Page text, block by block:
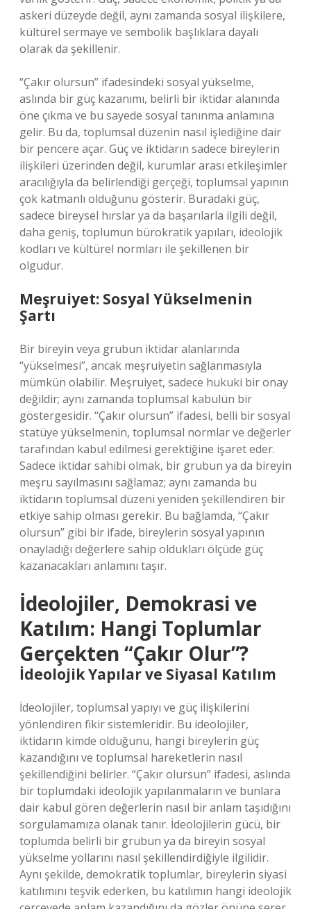
askeri düzeyde değil, aynı zamanda sosyal ilişkilere,
kültürel sermaye ve sembolik başlıklara dayalı
olarak da şekillenir.
“Çakır olursun” ifadesindeki sosyal yükselme,
aslında bir güç kazanımı, belirli bir iktidar alanında
öne çıkma ve bu sayede sosyal tanınma anlamına
gelir. Bu da, toplumsal düzenin nasıl işlediğine dair
bir pencere açar. Güç ve iktidarın sadece bireylerin
ilişkileri üzerinden değil, kurumlar arası etkileşimler
aracılığıyla da belirlendiği gerçeği, toplumsal yapının
çok katmanlı olduğunu gösterir. Buradaki güç,
sadece bireysel hırslar ya da başarılarla ilgili değil,
daha geniş, toplumun bürokratik yapıları, ideolojik
kodları ve kültürel normları ile şekillenen bir
olgudur.
Meşruiyet: Sosyal Yükselmenin
Şartı
Bir bireyin veya grubun iktidar alanlarında
“yükselmesi”, ancak meşruiyetin sağlanmasıyla
mümkün olabilir. Meşruiyet, sadece hukuki bir onay
değildir; aynı zamanda toplumsal kabulün bir
göstergesidir. “Çakır olursun” ifadesi, belli bir sosyal
statüye yükselmenin, toplumsal normlar ve değerler
tarafından kabul edilmesi gerektiğine işaret eder.
Sadece iktidar sahibi olmak, bir grubun ya da bireyin
meşru sayılmasını sağlamaz; aynı zamanda bu
iktidarın toplumsal düzeni yeniden şekillendiren bir
etkiye sahip olması gerekir. Bu bağlamda, “Çakır
olursun” gibi bir ifade, bireylerin sosyal yapının
onayladığı değerlere sahip oldukları ölçüde güç
kazanacakları anlamını taşır.
İdeolojiler, Demokrasi ve
Katılım: Hangi Toplumlar
Gerçekten “Çakır Olur”?
İdeolojik Yapılar ve Siyasal Katılım
İdeolojiler, toplumsal yapıyı ve güç ilişkilerini
yönlendiren fikir sistemleridir. Bu ideolojiler,
iktidarın kimde olduğunu, hangi bireylerin güç
kazandığını ve toplumsal hareketlerin nasıl
şekillendiğini belirler. “Çakır olursun” ifadesi, aslında
bir toplumdaki ideolojik yapılanmaların ve bunlara
dair kabul gören değerlerin nasıl bir anlam taşıdığını
sorgulamamıza olanak tanır. İdeolojilerin gücü, bir
toplumda belirli bir grubun ya da bireyin sosyal
yükselme yollarını nasıl şekillendirdiğiyle ilgilidir.
Aynı şekilde, demokratik toplumlar, bireylerin siyasi
katılımını teşvik ederken, bu katılımın hangi ideolojik